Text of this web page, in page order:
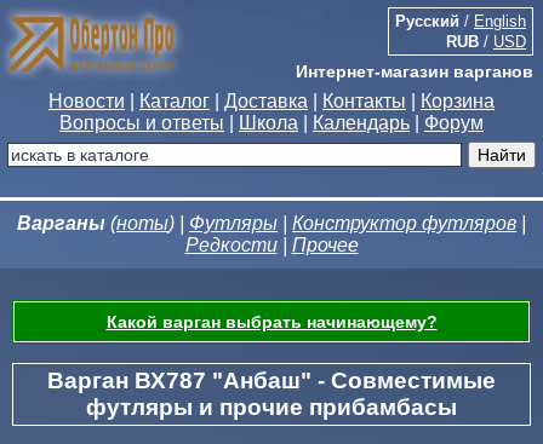
Интернет-магазин варганов
Русский / English
RUB / USD
Новости Каталог Доставка Контакты
Корзина
Вопросы и ответы
Школа Календарь Форум
Варганы (ноты) | Футляры Конструктор футляров
Редкости| Прочее
Какой варган выбрать начинающему?
Варган ВХ787 "Анбаш" - Совместимые
футляры и прочие прибамбасы